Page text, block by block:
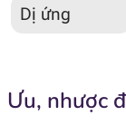
Dị ứng
Ưu, nhược